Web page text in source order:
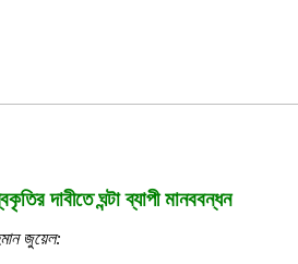
দাবীতে ঘন্টা ব্যাপী মানববন্ধন
জুয়েল: